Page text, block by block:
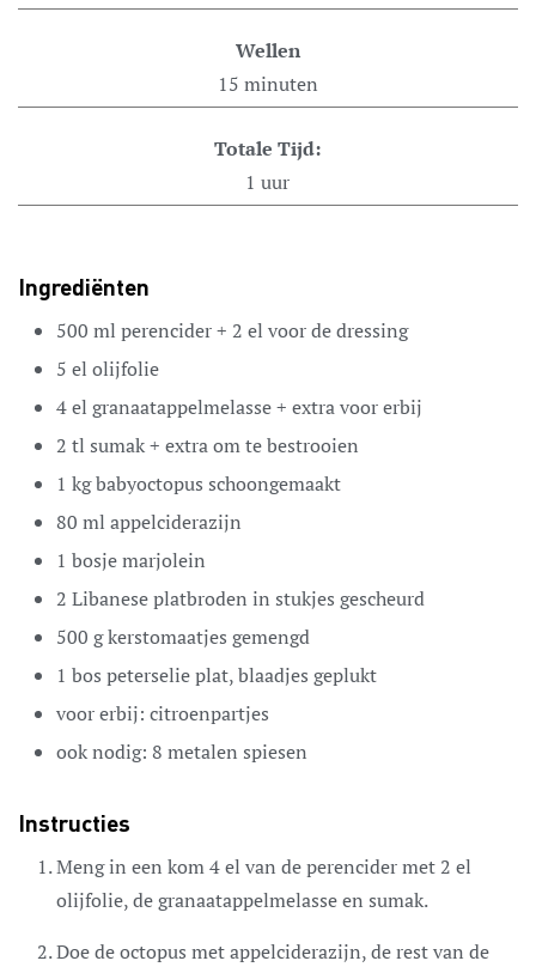
Wellen
15 minuten
Totale Tijd:
1 uur
Ingrediënten
500 ml perencider+ 2 el voor de dressing
5 el olijfolie
4el granaatappelmelasse+ extra voor erbij
2 tl sumak+ extra om te bestrooien
1 kgbabyoctopus schoongemaakt
80 ml appelciderazijn
1 bosjemarjolein
2 Libanese platbroden in stukjes gescheurd
500 gkerstomaatjes gemengd
1 bos peterselieplat, blaadjes geplukt
voor erbij: citroenpartjes
ook nodig: 8 metalen spiesen
Instructies
Meng in een kom 4 el van de perencider met 2 el
olijfolie, de granaatappelmelasse en sumak.
Doe de octopus met appelciderazijn, de rest van de